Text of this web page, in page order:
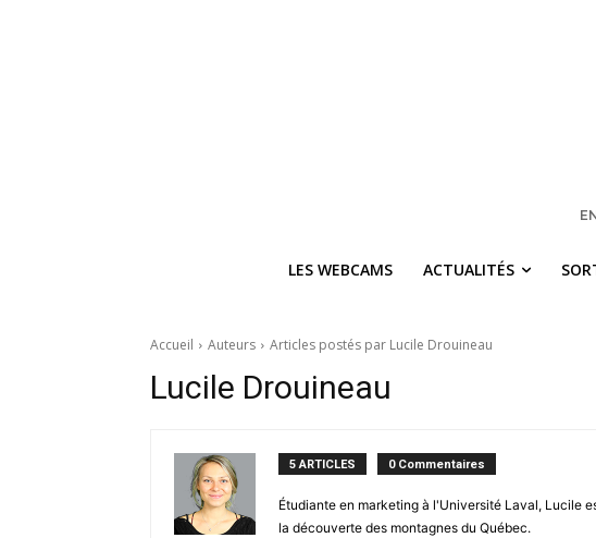
LES WEBCAMS ACTUALITÉS
Accueil Auteurs Articles postés par Lucile Drouineau
Lucile Drouineau
5 ARTICLES 0 Commentaires
Étudiante en marketing à l'Université Laval, Lucile
la découverte des montagnes du Québec.